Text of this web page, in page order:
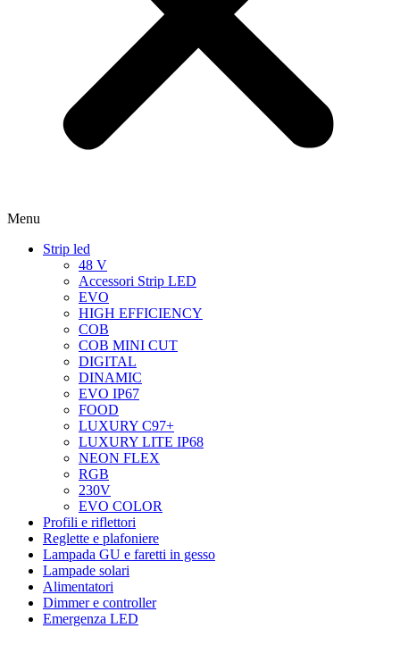
Menu
Strip led
48 V
Accessori Strip LED
EVO
HIGH EFFICIENCY
COB
COB MINI CUT
DIGITAL
DINAMIC
EVO IP67
FOOD
LUXURY C97+
LUXURY LITE IP68
NEON FLEX
RGB
230V
EVO COLOR
Profili e riflettori
Reglette e plafoniere
Lampada GU e faretti in gesso
Lampade solari
Alimentatori
Dimmer e controller
Emergenza LED